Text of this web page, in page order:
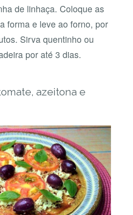
de linhaça. Coloque as
forma e leve ao forno, por
Sirva quentinho ou
por até 3 dias.
azeitona e